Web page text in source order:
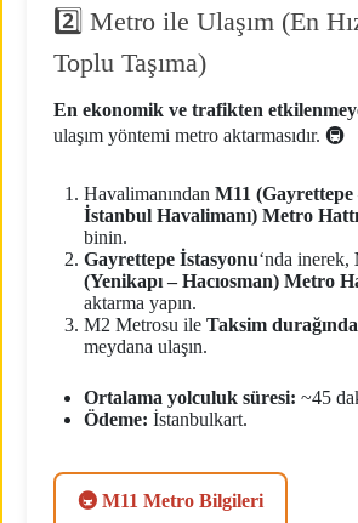
2️⃣ Metro ile Ulaşım (En
Toplu Taşıma)
En ekonomik ve trafikten
ulaşım yöntemi metro aktarmasıdır. 🚇
Havalimanından M11 (Gayrettepe
İstanbul Havalimanı) Metro Hattı
binin.
Gayrettepe İstasyonu‘nda inerek,
(Yenikapı – Hacıosman) Metro
aktarma yapın.
M2 Metrosu ile Taksim durağında
meydana ulaşın.
Ortalama yolculuk süresi: ~45
Ödeme: İstanbulkart.
🚇 M11 Metro Bilgileri